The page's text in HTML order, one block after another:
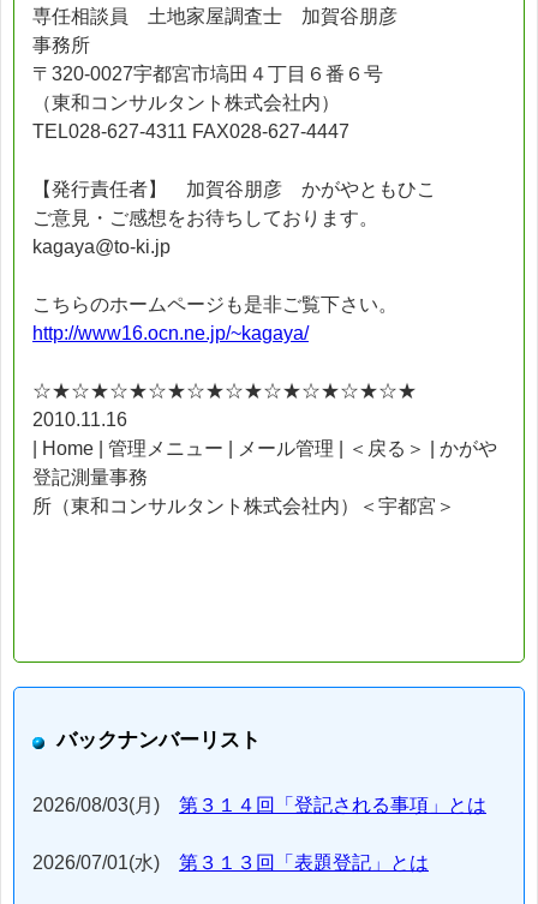
専任相談員 土地家屋調査士 加賀谷朋彦
事務所
〒320-0027宇都宮市塙田４丁目６番６号
（東和コンサルタント株式会社内）
TEL028-627-4311 FAX028-627-4447
【発行責任者】 加賀谷朋彦 かがやともひこ
ご意見・ご感想をお待ちしております。
kagaya@to-ki.jp
こちらのホームページも是非ご覧下さい。
http://www16.ocn.ne.jp/~kagaya/
☆★☆★☆★☆★☆★☆★☆★☆★☆★☆★
2010.11.16
| Home | 管理メニュー | メール管理 | ＜戻る＞ | かがや
登記測量事務
所（東和コンサルタント株式会社内）＜宇都宮＞
バックナンバーリスト
2026/08/03(月) 第３１４回「登記される事項」とは
2026/07/01(水) 第３１３回「表題登記」とは